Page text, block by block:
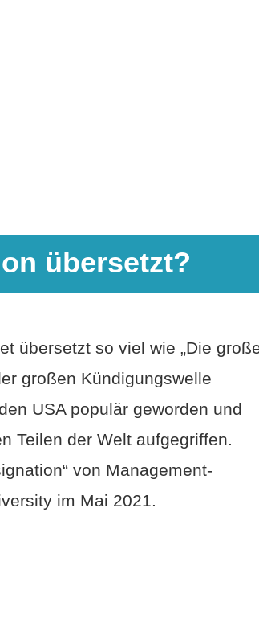
übersetzt?
übersetzt so viel wie „Die
großen Kündigungswelle
USA populär geworden und
Teilen der Welt aufgegriffen.
von Management-
im Mai 2021.